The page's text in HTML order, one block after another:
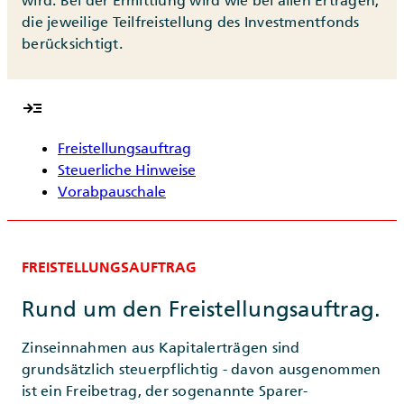
die jeweilige Teilfreistellung des Investmentfonds
berücksichtigt.
read_more
Freistellungsauftrag
Steuerliche Hinweise
Vorabpauschale
FREISTELLUNGSAUFTRAG
Rund um den Freistellungsauftrag.
Zinseinnahmen aus Kapitalerträgen sind
grundsätzlich steuerpflichtig - davon ausgenommen
ist ein Freibetrag, der sogenannte Sparer-